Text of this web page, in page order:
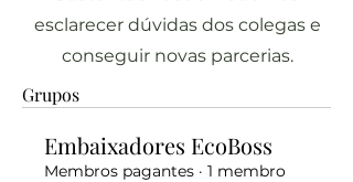
esclarecer dúvidas dos colegas e
conseguir novas parcerias.
Grupos
Embaixadores EcoBoss
Membros pagantes · 1 membro